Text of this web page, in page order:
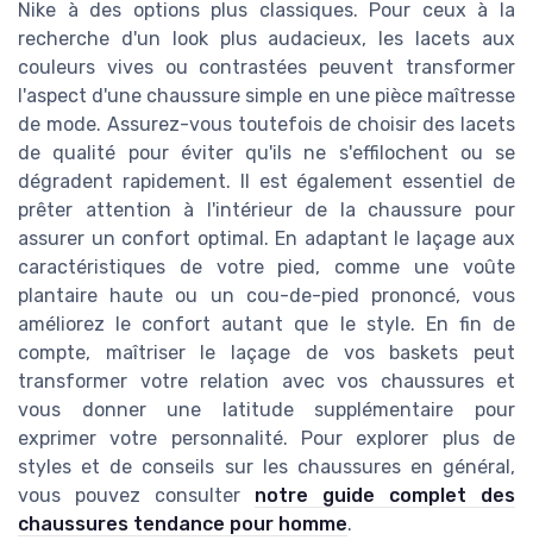
Nike à des options plus classiques. Pour ceux à la
recherche d'un look plus audacieux, les lacets aux
couleurs vives ou contrastées peuvent transformer
l'aspect d'une chaussure simple en une pièce maîtresse
de mode. Assurez-vous toutefois de choisir des lacets
de qualité pour éviter qu'ils ne s'effilochent ou se
dégradent rapidement. Il est également essentiel de
prêter attention à l'intérieur de la chaussure pour
assurer un confort optimal. En adaptant le laçage aux
caractéristiques de votre pied, comme une voûte
plantaire haute ou un cou-de-pied prononcé, vous
améliorez le confort autant que le style. En fin de
compte, maîtriser le laçage de vos baskets peut
transformer votre relation avec vos chaussures et
vous donner une latitude supplémentaire pour
exprimer votre personnalité. Pour explorer plus de
styles et de conseils sur les chaussures en général,
vous pouvez consulter notre guide complet des
chaussures tendance pour homme.